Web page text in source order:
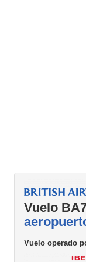
Vuelo
Vuelo operado